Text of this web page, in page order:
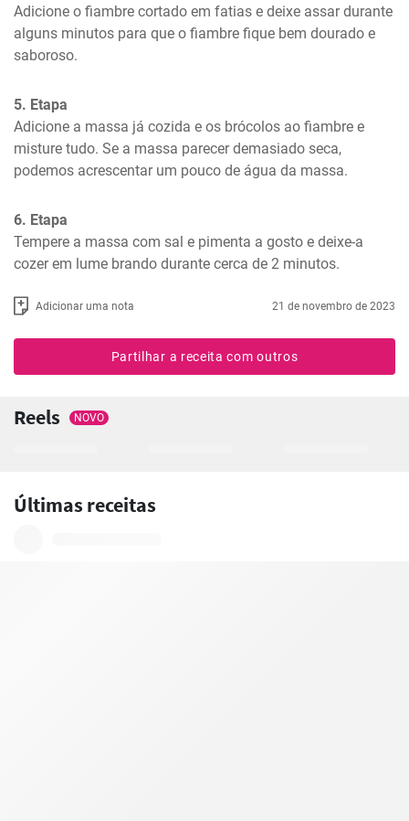
Adicione o fiambre cortado em fatias e deixe assar durante
alguns minutos para que o fiambre fique bem dourado e
saboroso.
5. Etapa
Adicione a massa já cozida e os brócolos ao fiambre e
misture tudo. Se a massa parecer demasiado seca,
podemos acrescentar um pouco de água da massa.
6. Etapa
Tempere a massa com sal e pimenta a gosto e deixe-a
cozer em lume brando durante cerca de 2 minutos.
Adicionar uma nota 21 de novembro de 2023
Partilhar a receita com outros
Reels NOVO
Últimas receitas